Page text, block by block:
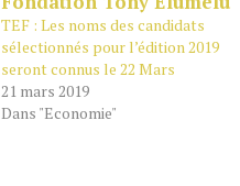
TEF : Les noms des candidats
sélectionnés pour l’édition 2019
seront connus le 22 Mars
21 mars 2019
Dans "Economie"